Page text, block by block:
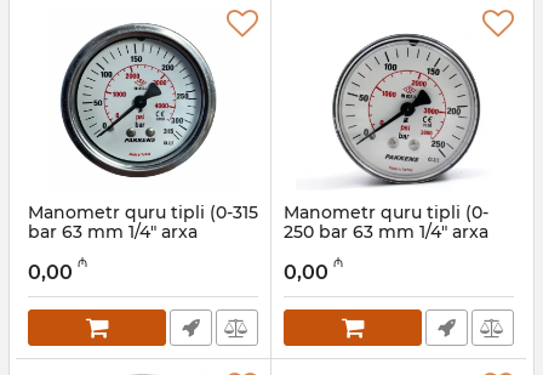
Manometr quru tipli (0-315
bar 63 mm 1/4" arxa
0631000216
Artikul: 006001210
0,00 ₼
Manometr quru tipli (0-
250 bar 63 mm 1/4" arxa
0631000214
Artikul: 006001209
0,00 ₼